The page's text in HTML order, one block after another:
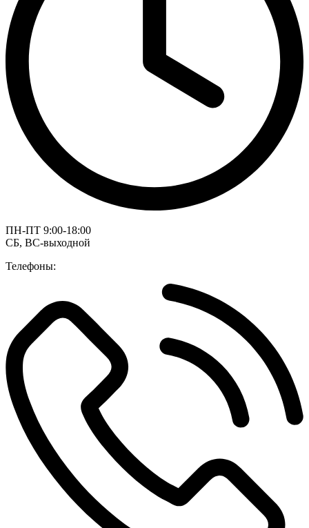
ПН-ПТ 9:00-18:00
СБ, ВС-выходной
Телефоны: